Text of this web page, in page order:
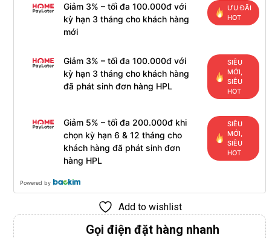
Giảm 3% – tối đa 100.000đ với
kỳ hạn 3 tháng cho khách hàng
mới
ƯU ĐÃI
HOT
Giảm 3% – tối đa 100.000đ với
kỳ hạn 3 tháng cho khách hàng
đã phát sinh đơn hàng HPL
SIÊU
MỚI,
SIÊU
HOT
Giảm 5% – tối đa 200.000đ khi
chọn kỳ hạn 6 & 12 tháng cho
khách hàng đã phát sinh đơn
hàng HPL
SIÊU
MỚI,
SIÊU
HOT
Powered by
Add to wishlist
Gọi điện đặt hàng nhanh